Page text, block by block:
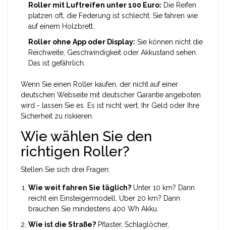
Roller mit Luftreifen unter 100 Euro: Die Reifen
platzen oft, die Federung ist schlecht. Sie fahren wie
auf einem Holzbrett.
Roller ohne App oder Display: Sie können nicht die
Reichweite, Geschwindigkeit oder Akkustand sehen.
Das ist gefährlich.
Wenn Sie einen Roller kaufen, der nicht auf einer
deutschen Webseite mit deutscher Garantie angeboten
wird - lassen Sie es. Es ist nicht wert, Ihr Geld oder Ihre
Sicherheit zu riskieren.
Wie wählen Sie den
richtigen Roller?
Stellen Sie sich drei Fragen:
Wie weit fahren Sie täglich? Unter 10 km? Dann
reicht ein Einsteigermodell. Über 20 km? Dann
brauchen Sie mindestens 400 Wh Akku.
Wie ist die Straße? Pflaster, Schlaglöcher,